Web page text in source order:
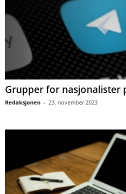
Grupper for nasjonalister
Redaksjonen - 23. november 2023